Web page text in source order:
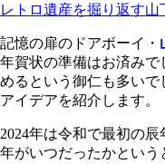
レトロ遺産を掘り返す山
記憶の扉のドアボーイ・
年賀状の準備はお済み
めるという御仁も多い
アイデアを紹介します。
2024年は令和で最初の
年がいつだったかという